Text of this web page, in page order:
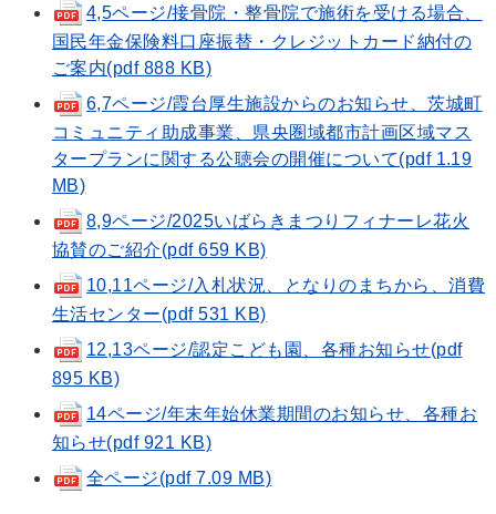
4,5ページ/接骨院・整骨院で施術を受ける場合、
国民年金保険料口座振替・クレジットカード納付の
ご案内(pdf 888 KB)
6,7ページ/霞台厚生施設からのお知らせ、茨城町
コミュニティ助成事業、県央圏域都市計画区域マス
タープランに関する公聴会の開催について(pdf 1.19
MB)
8,9ページ/2025いばらきまつりフィナーレ花火
協賛のご紹介(pdf 659 KB)
10,11ページ/入札状況、となりのまちから、消費
生活センター(pdf 531 KB)
12,13ページ/認定こども園、各種お知らせ(pdf
895 KB)
14ページ/年末年始休業期間のお知らせ、各種お
知らせ(pdf 921 KB)
全ページ(pdf 7.09 MB)